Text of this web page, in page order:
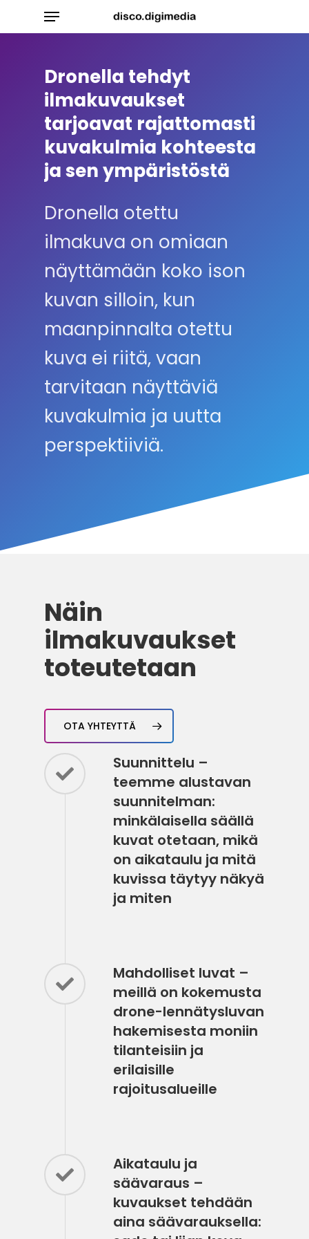
Menu
Dronella tehdyt
ilmakuvaukset
tarjoavat rajattomasti
kuvakulmia kohteesta
jasenympäristöstä
Dronella otettu
ilmakuva on omiaan
näyttämään koko ison
kuvan silloin, kun
maanpinnalta otettu
kuva ei riitä, vaan
tarvitaan näyttäviä
kuvakulmia ja uutta
perspektiiviä.
Näin
ilmakuvaukset
toteutetaan
OTA YHTEYTTÄ
Suunnittelu –
teemme alustavan
suunnitelman:
minkälaisella säällä
kuvat otetaan, mikä
on aikataulu ja mitä
kuvissa täytyy näkyä
ja miten
Mahdolliset luvat –
meillä on kokemusta
drone-lennätysluvan
hakemisesta moniin
tilanteisiin ja
erilaisille
rajoitusalueille
Aikataulu ja
säävaraus –
kuvaukset tehdään
aina säävarauksella: